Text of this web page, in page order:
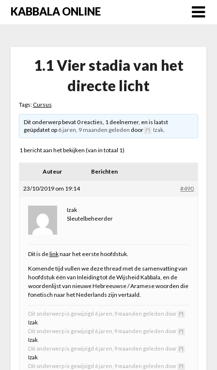
SkipKABBALA ONLINE
1.1 Vier stadia van het
directe licht
Tags:Cursus
Dit onderwerp bevat 0 reacties, 1 deelnemer, en is laatst
geüpdatet op 6 jaren, 9 maanden geleden door Izak.
1 bericht aan het bekijken (van in totaal 1)
Auteur Berichten
23/10/2019 om 19:14 #490
Izak
Sleutelbeheerder
Dit is delinknaar het eerste hoofdstuk.
Komende tijd vullen we deze thread met de samenvatting van
hoofdstuk één van Inleiding tot de Wijsheid Kabbala, en de
woordenlijst van nieuwe Hebreeuwse / Aramese woorden die
fonetisch naar het Nederlands zijn vertaald.
Dit onderwerp is gewijzigd 6 jaren, 9 maanden geleden door
Izak.
Dit onderwerp is gewijzigd 6 jaren, 9 maanden geleden door
Izak.
Dit onderwerp is gewijzigd 6 jaren, 9 maanden geleden door
Izak.
Dit onderwerp is gewijzigd 6 jaren, 9 maanden geleden door